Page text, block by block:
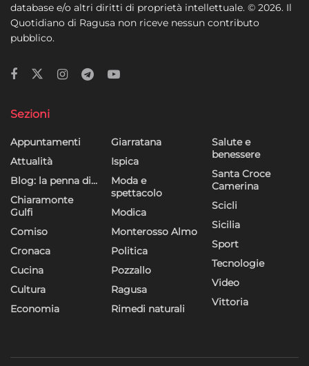
database e/o altri diritti di proprietà intellettuale. © 2026. Il
Quotidiano di Ragusa non riceve nessun contributo
pubblico.
Sezioni
Appuntamenti
Attualità
Blog: la penna di…
Chiaramonte
Gulfi
Comiso
Cronaca
Cucina
Cultura
Economia
Giarratana
Ispica
Moda e
spettacolo
Modica
Monterosso Almo
Politica
Pozzallo
Ragusa
Rimedi naturali
Salute e
benessere
Santa Croce
Camerina
Scicli
Sicilia
Sport
Tecnologie
Video
Vittoria